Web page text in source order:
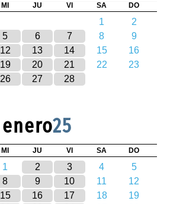
MI JU VI SA DO
1
2
5 6 7 8
9
12 13 14 15
16
19 20 21 22
23
26 27 28
enero25
MI JU VI SA DO
1 2 3 4
5
8 9 10 11
12
15 16 17 18
19